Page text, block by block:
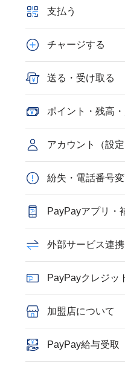
支払う
チャージする
送る・受け取る
ポイント・残高
アカウント（設
紛失・電話番号
PayPayアプリ・
外部サービス連携
PayPayクレジッ
加盟店について
PayPay給与受取